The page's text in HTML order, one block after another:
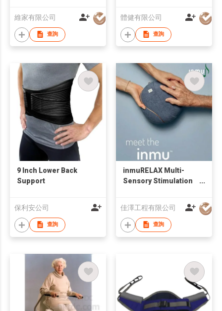
維家有限公司
查詢
體健有限公司
查詢
9 Inch Lower Back
Support
保利安公司
查詢
inmuRELAX Multi-
Sensory Stimulation
佳澤工程有限公司
查詢